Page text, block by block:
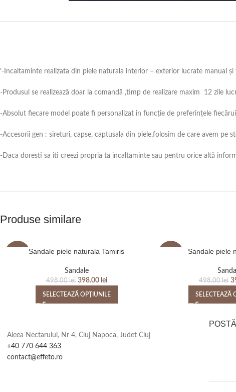
‘-Incaltaminte realizata din piele naturala interior – exterior lucrate manual și
-Produsul se realizează doar la comandă ,timp de realizare maxim 12 zile
-Absolut fiecare model poate fi personalizat in funcție de preferințele
-Accesorii gen : sireturi, capse, captusala din piele,folosim de care avem pe
-Daca doresti sa iti creezi propria ta incaltaminte sau pentru orice altă
Produse similare
Sandale piele naturala Tamiris
Sandale
498.00lei 398.00 lei
SELECTEAZĂ OPȚIUNILE
Sandale piele
498.00lei
SELECTEAZĂ
Aleea Nectarului, Nr 4, Cluj Napoca, Judet Cluj
+40 770 644 363
contact@effeto.ro